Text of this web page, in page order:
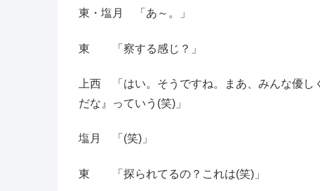
東・塩月 「あ～。」
東 「察する感じ？」
上西 「はい。そうですね。まあ、みんな優
だな』っていう(笑)」
塩月 「(笑)」
東 「探られてるの？これは(笑)」